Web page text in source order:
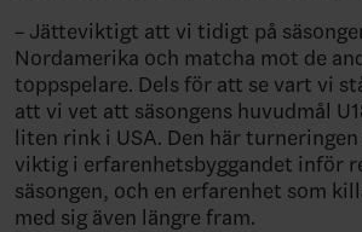
– Jätteviktigt att vi tidigt på
Nordamerika och matcha mot de
toppspelare. Dels för att se vart vi
att vi vet att säsongens huvudmål
liten rink i USA. Den här
viktig i erfarenhetsbyggandet inför
säsongen, och en erfarenhet som
med sig även längre fram.